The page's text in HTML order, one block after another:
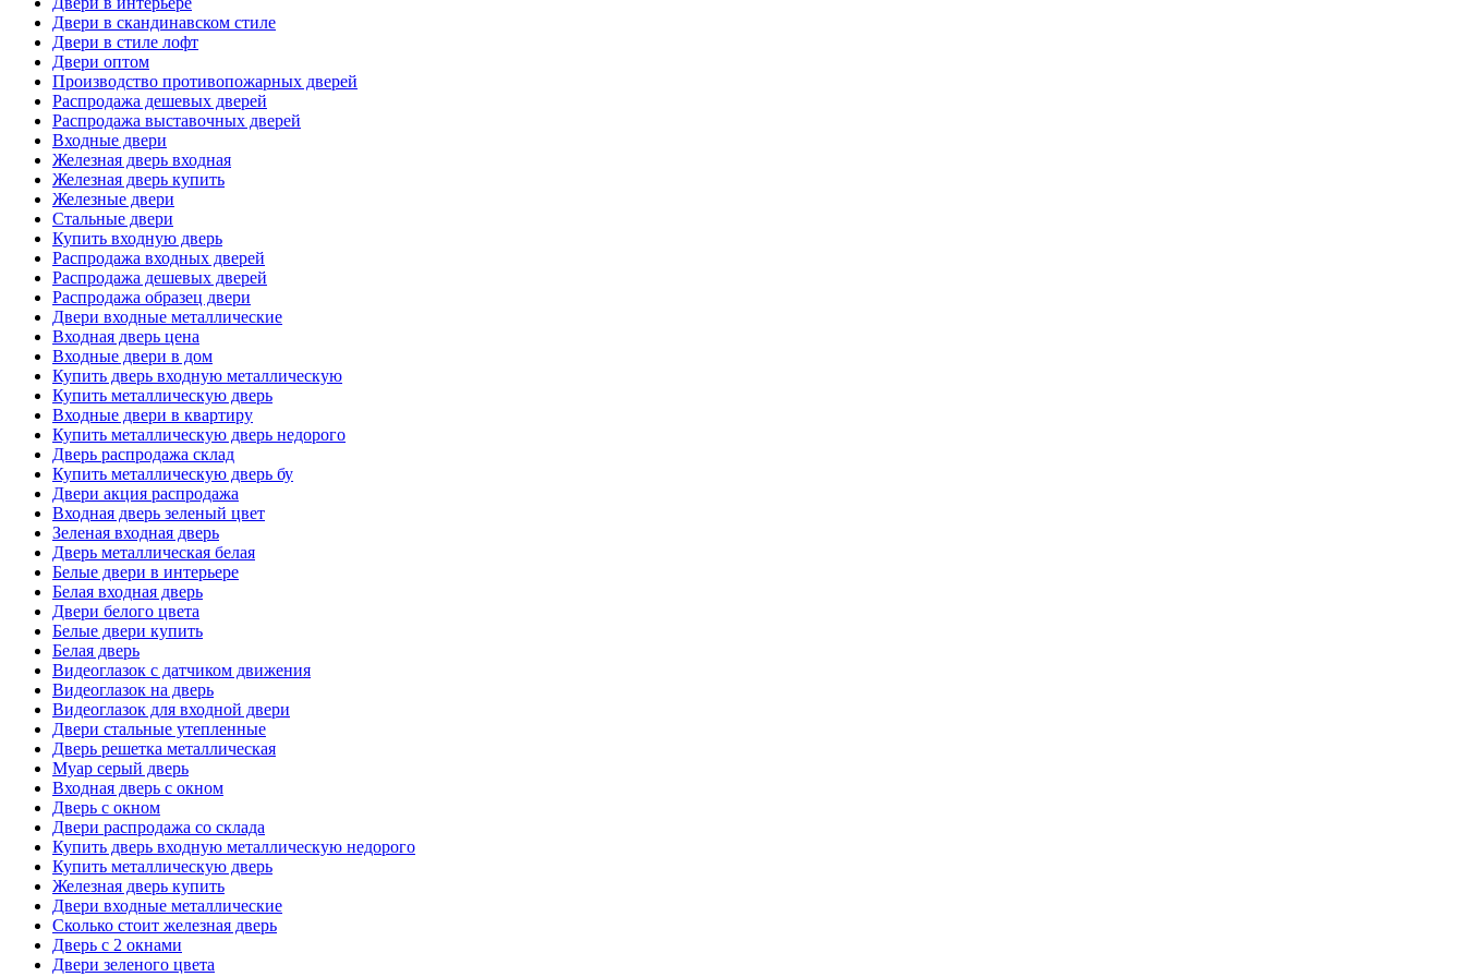
Двери в скандинавском стиле
Двери в стиле лофт
Двери оптом
Производство противопожарных дверей
Распродажа дешевых дверей
Распродажа выставочных дверей
Входные двери
Железная дверь входная
Железная дверь купить
Железные двери
Стальные двери
Купить входную дверь
Распродажа входных дверей
Распродажа дешевых дверей
Распродажа образец двери
Двери входные металлические
Входная дверь цена
Входные двери в дом
Купить дверь входную металлическую
Купить металлическую дверь
Входные двери в квартиру
Купить металлическую дверь недорого
Дверь распродажа склад
Купить металлическую дверь бу
Двери акция распродажа
Входная дверь зеленый цвет
Зеленая входная дверь
Дверь металлическая белая
Белые двери в интерьере
Белая входная дверь
Двери белого цвета
Белые двери купить
Белая дверь
Видеоглазок с датчиком движения
Видеоглазок на дверь
Видеоглазок для входной двери
Двери стальные утепленные
Дверь решетка металлическая
Муар серый дверь
Входная дверь с окном
Дверь с окном
Двери распродажа со склада
Купить дверь входную металлическую недорого
Купить металлическую дверь
Железная дверь купить
Двери входные металлические
Сколько стоит железная дверь
Дверь с 2 окнами
Двери зеленого цвета